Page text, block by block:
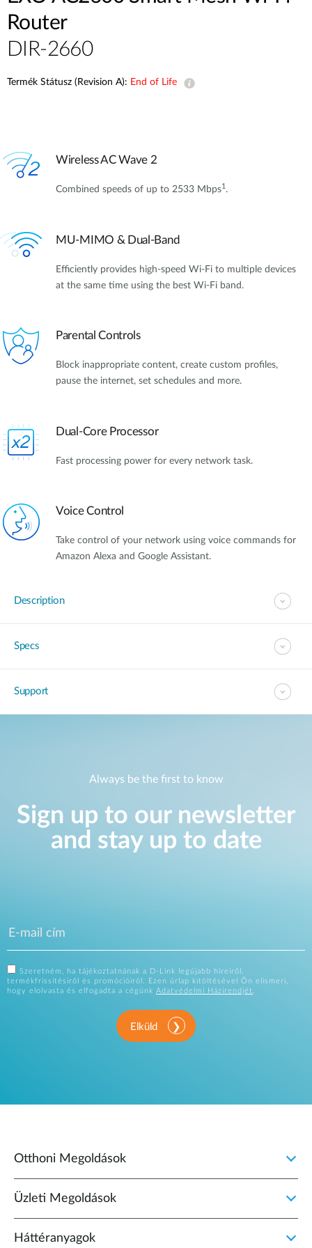
Router
DIR-2660
Termék Státusz (Revision A): End of Life
Wireless AC Wave 2
Combined speeds of up to 2533 Mbps1.
MU-MIMO & Dual-Band
Efficiently provides high-speed Wi-Fi to multiple devices
at the same time using the best Wi-Fi band.
Parental Controls
Block inappropriate content, create custom profiles,
pause the internet, set schedules and more.
Dual-Core Processor
Fast processing power for every network task.
Voice Control
Take control of your network using voice commands for
Amazon Alexa and Google Assistant.
Description
Specs
Support
Always be the first to know
Sign up to our newsletter
and stay up to date
Szeretném, ha tájékoztatnának a D-Link legújabb híreiről,
termékfrissítésiről és promócióiról. Ezen űrlap kitöltésével Ön elismeri,
hogy elolvasta és elfogadta a cégünk Adatvédelmi Házirendjét.
Elküld
Otthoni Megoldások
Üzleti Megoldások
Háttéranyagok